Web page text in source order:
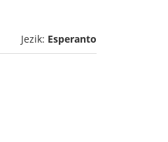
Jezik: Esperanto